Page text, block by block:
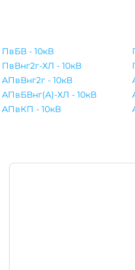
ПвБВ - 10кВ
ПвВнг2г-ХЛ - 10кВ
АПвВнг2г - 10кВ
АПвБВнг(A)-ХЛ - 10кВ
АПвКП - 10кВ